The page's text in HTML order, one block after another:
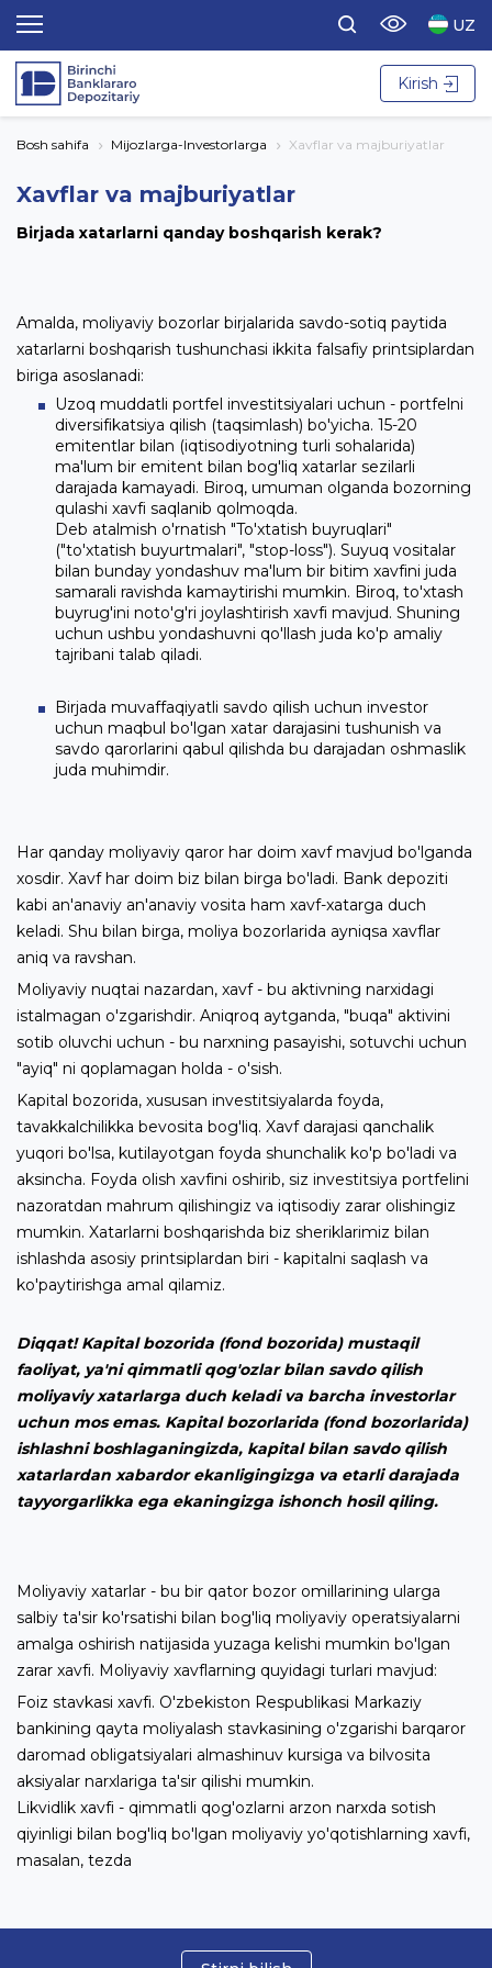
UZ
Kirish
Bosh sahifa Mijozlarga-Investorlarga Xavflar va majburiyatlar
Xavflar va majburiyatlar
Birjada xatarlarni qanday boshqarish kerak?
Amalda, moliyaviy bozorlar birjalarida savdo-sotiq paytida
xatarlarni boshqarish tushunchasi ikkita falsafiy printsiplardan
biriga asoslanadi:
Uzoq muddatli portfel investitsiyalari uchun - portfelni
diversifikatsiya qilish (taqsimlash) bo'yicha. 15-20
emitentlar bilan (iqtisodiyotning turli sohalarida)
ma'lum bir emitent bilan bog'liq xatarlar sezilarli
darajada kamayadi. Biroq, umuman olganda bozorning
qulashi xavfi saqlanib qolmoqda.
Deb atalmish o'rnatish "To'xtatish buyruqlari"
("to'xtatish buyurtmalari", "stop-loss"). Suyuq vositalar
bilan bunday yondashuv ma'lum bir bitim xavfini juda
samarali ravishda kamaytirishi mumkin. Biroq, to'xtash
buyrug'ini noto'g'ri joylashtirish xavfi mavjud. Shuning
uchun ushbu yondashuvni qo'llash juda ko'p amaliy
tajribani talab qiladi.
Birjada muvaffaqiyatli savdo qilish uchun investor
uchun maqbul bo'lgan xatar darajasini tushunish va
savdo qarorlarini qabul qilishda bu darajadan oshmaslik
juda muhimdir.
Har qanday moliyaviy qaror har doim xavf mavjud bo'lganda
xosdir. Xavf har doim biz bilan birga bo'ladi. Bank depoziti
kabi an'anaviy an'anaviy vosita ham xavf-xatarga duch
keladi. Shu bilan birga, moliya bozorlarida ayniqsa xavflar
aniq va ravshan.
Moliyaviy nuqtai nazardan, xavf - bu aktivning narxidagi
istalmagan o'zgarishdir. Aniqroq aytganda, "buqa" aktivini
sotib oluvchi uchun - bu narxning pasayishi, sotuvchi uchun
"ayiq" ni qoplamagan holda - o'sish.
Kapital bozorida, xususan investitsiyalarda foyda,
tavakkalchilikka bevosita bog'liq. Xavf darajasi qanchalik
yuqori bo'lsa, kutilayotgan foyda shunchalik ko'p bo'ladi va
aksincha. Foyda olish xavfini oshirib, siz investitsiya portfelini
nazoratdan mahrum qilishingiz va iqtisodiy zarar olishingiz
mumkin. Xatarlarni boshqarishda biz sheriklarimiz bilan
ishlashda asosiy printsiplardan biri - kapitalni saqlash va
ko'paytirishga amal qilamiz.
Diqqat! Kapital bozorida (fond bozorida) mustaqil
faoliyat, ya'ni qimmatli qog'ozlar bilan savdo qilish
moliyaviy xatarlarga duch keladi va barcha investorlar
uchun mos emas. Kapital bozorlarida (fond bozorlarida)
ishlashni boshlaganingizda, kapital bilan savdo qilish
xatarlardan xabardor ekanligingizga va etarli darajada
tayyorgarlikka ega ekaningizga ishonch hosil qiling.
Moliyaviy xatarlar - bu bir qator bozor omillarining ularga
salbiy ta'sir ko'rsatishi bilan bog'liq moliyaviy operatsiyalarni
amalga oshirish natijasida yuzaga kelishi mumkin bo'lgan
zarar xavfi. Moliyaviy xavflarning quyidagi turlari mavjud:
Foiz stavkasi xavfi. O'zbekiston Respublikasi Markaziy
bankining qayta moliyalash stavkasining o'zgarishi barqaror
daromad obligatsiyalari almashinuv kursiga va bilvosita
aksiyalar narxlariga ta'sir qilishi mumkin.
Likvidlik xavfi - qimmatli qog'ozlarni arzon narxda sotish
qiyinligi bilan bog'liq bo'lgan moliyaviy yo'qotishlarning xavfi,
masalan, tezda